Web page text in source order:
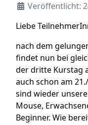
Veröffentlicht:
Liebe
nach dem
findet nun bei
der dritte Kurstag
auch schon am
sind wieder
Mouse,
Beginner. Wie